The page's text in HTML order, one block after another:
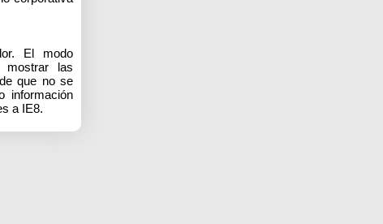
El modo
mostrar las
que no se
información
a IE8.